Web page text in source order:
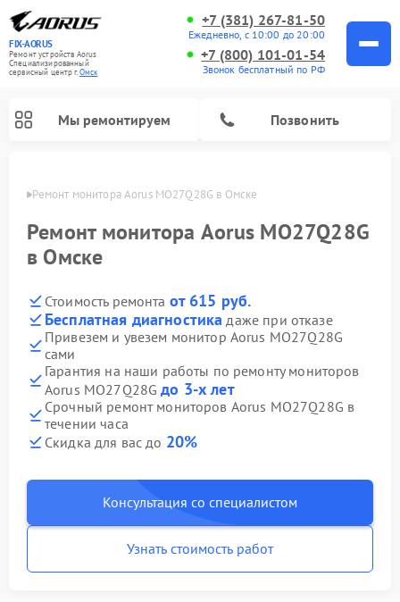
FIX-AORUS
Ремонт устройств Aorus
Специализированный
cервисный центр г.Омск
+7 (381) 267-81-50
Ежедневно, с 10:00 до 20:00
+7 (800) 101-01-54
Звонок бесплатный по РФ
Мы ремонтируем Позвонить
Ремонт монитора Aorus MO27Q28G в Омске
Ремонт монитора Aorus MO27Q28G
в Омске
Стоимость ремонта от 615 руб.
Бесплатная диагностика даже при отказе
Привезем и увезем монитор Aorus MO27Q28G
сами
Гарантия на наши работы по ремонту мониторов
Aorus MO27Q28Gдо 3-х лет
Срочный ремонт мониторов Aorus MO27Q28G в
течении часа
Скидка для вас до 20%
Консультация со специалистом
Узнать стоимость работ